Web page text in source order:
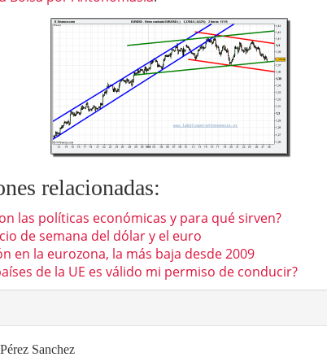
relacionadas:
las políticas económicas y para qué sirven?
de semana del dólar y el euro
en la eurozona, la más baja desde 2009
de la UE es válido mi permiso de conducir?
Sanchez